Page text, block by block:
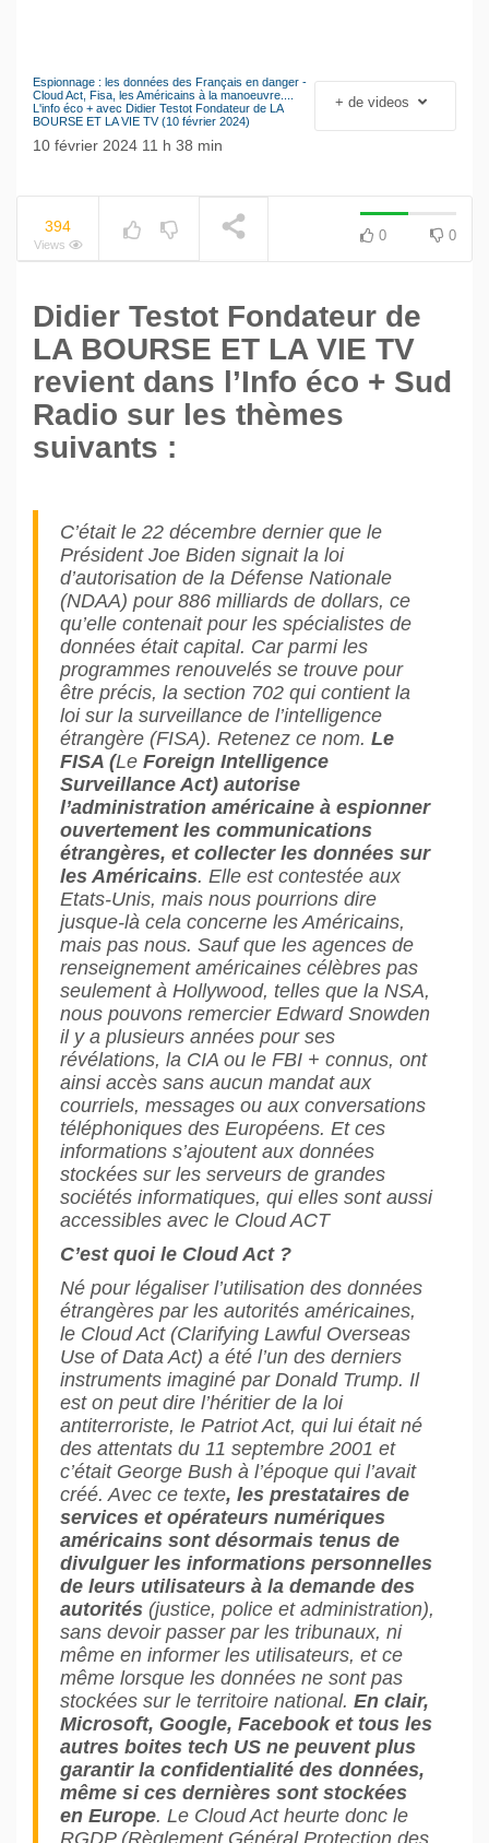
NOW PLAYING
Le séisme industriel
Volkswagen
Espionnage : les données des Français en danger -
Cloud Act, Fisa, les Américains à la manoeuvre....
L'info éco + avec Didier Testot Fondateur de LA
BOURSE ET LA VIE TV (10 février 2024)
10 février 2024 11 h 38 min
+ de videos
394
Views
0 0
Didier Testot Fondateur de
LA BOURSE ET LA VIE TV
revient dans l’Info éco + Sud
Radio sur les thèmes
suivants :
C’était le 22 décembre dernier que le
Président Joe Biden signait la loi
d’autorisation de la Défense Nationale
(NDAA) pour 886 milliards de dollars, ce
qu’elle contenait pour les spécialistes de
données était capital. Car parmi les
programmes renouvelés se trouve pour
être précis, la section 702 qui contient la
loi sur la surveillance de l’intelligence
étrangère (FISA). Retenez ce nom. Le
FISA (Le Foreign Intelligence
Surveillance Act) autorise
l’administration américaine à espionner
ouvertement les communications
étrangères, et collecter les données sur
les Américains. Elle est contestée aux
Etats-Unis, mais nous pourrions dire
jusque-là cela concerne les Américains,
mais pas nous. Sauf que les agences de
renseignement américaines célèbres pas
seulement à Hollywood, telles que la NSA,
nous pouvons remercier Edward Snowden
il y a plusieurs années pour ses
révélations, la CIA ou le FBI + connus, ont
ainsi accès sans aucun mandat aux
courriels, messages ou aux conversations
téléphoniques des Européens. Et ces
informations s’ajoutent aux données
stockées sur les serveurs de grandes
sociétés informatiques, qui elles sont aussi
accessibles avec le Cloud ACT
C’est quoi le Cloud Act ?
Né pour légaliser l’utilisation des données
étrangères par les autorités américaines,
le Cloud Act (Clarifying Lawful Overseas
Use of Data Act) a été l’un des derniers
instruments imaginé par Donald Trump. Il
est on peut dire l’héritier de la loi
antiterroriste, le Patriot Act, qui lui était né
des attentats du 11 septembre 2001 et
c’était George Bush à l’époque qui l’avait
créé. Avec ce texte, les prestataires de
services et opérateurs numériques
américains sont désormais tenus de
divulguer les informations personnelles
de leurs utilisateurs à la demande des
autorités (justice, police et administration),
sans devoir passer par les tribunaux, ni
même en informer les utilisateurs, et ce
même lorsque les données ne sont pas
stockées sur le territoire national. En clair,
Microsoft, Google, Facebook et tous les
autres boites tech US ne peuvent plus
garantir la confidentialité des données,
même si ces dernières sont stockées
en Europe. Le Cloud Act heurte donc le